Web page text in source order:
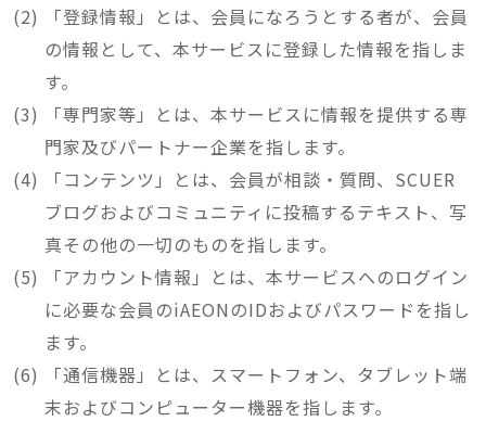
「登録情報」とは、会員になろうとする者が、会員
の情報として、本サービスに登録した情報を指しま
す。
「専門家等」とは、本サービスに情報を提供する専
門家及びパートナー企業を指します。
「コンテンツ」とは、会員が相談・質問、SCUER
ブログおよびコミュニティに投稿するテキスト、写
真その他の一切のものを指します。
「アカウント情報」とは、本サービスへのログイン
に必要な会員のiAEONのIDおよびパスワードを指し
ます。
「通信機器」とは、スマートフォン、タブレット端
末およびコンピューター機器を指します。